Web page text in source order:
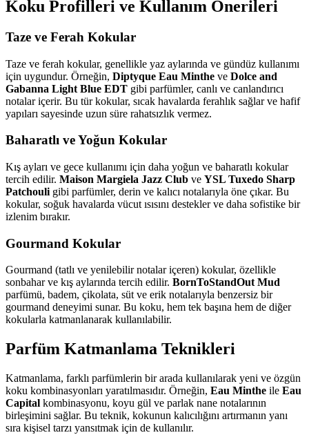
Koku Profilleri ve Kullanım Önerileri
Taze ve Ferah Kokular
Taze ve ferah kokular, genellikle yaz aylarında ve gündüz kullanımı
için uygundur. Örneğin, Diptyque Eau Minthe ve Dolce and
Gabanna Light Blue EDT gibi parfümler, canlı ve canlandırıcı
notalar içerir. Bu tür kokular, sıcak havalarda ferahlık sağlar ve hafif
yapıları sayesinde uzun süre rahatsızlık vermez.
Baharatlı ve Yoğun Kokular
Kış ayları ve gece kullanımı için daha yoğun ve baharatlı kokular
tercih edilir. Maison Margiela Jazz Club ve YSL Tuxedo Sharp
Patchouli gibi parfümler, derin ve kalıcı notalarıyla öne çıkar. Bu
kokular, soğuk havalarda vücut ısısını destekler ve daha sofistike bir
izlenim bırakır.
Gourmand Kokular
Gourmand (tatlı ve yenilebilir notalar içeren) kokular, özellikle
sonbahar ve kış aylarında tercih edilir. BornToStandOut Mud
parfümü, badem, çikolata, süt ve erik notalarıyla benzersiz bir
gourmand deneyimi sunar. Bu koku, hem tek başına hem de diğer
kokularla katmanlanarak kullanılabilir.
Parfüm Katmanlama Teknikleri
Katmanlama, farklı parfümlerin bir arada kullanılarak yeni ve özgün
koku kombinasyonları yaratılmasıdır. Örneğin, Eau Minthe ile Eau
Capital kombinasyonu, koyu gül ve parlak nane notalarının
birleşimini sağlar. Bu teknik, kokunun kalıcılığını artırmanın yanı
sıra kişisel tarzı yansıtmak için de kullanılır.